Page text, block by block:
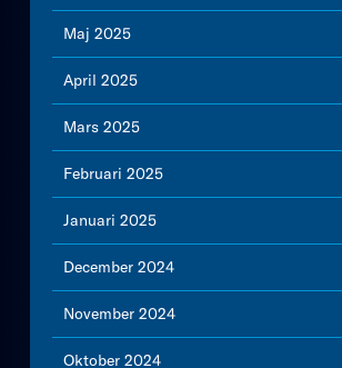
Maj 2025
April 2025
Mars 2025
Februari 2025
Januari 2025
December 2024
November 2024
Oktober 2024